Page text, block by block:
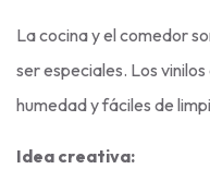
La cocina y el comedor
ser especiales. Los
humedad y fáciles de
Idea creativa: